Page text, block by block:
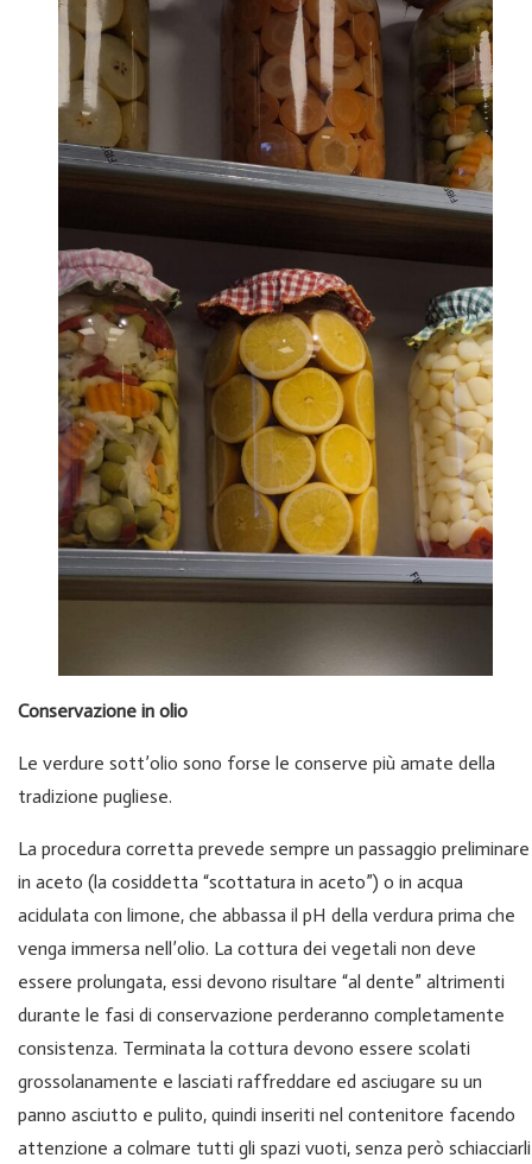
Conservazione in olio
Le verdure sott’olio sono forse le conserve più amate della
tradizione pugliese.
La procedura corretta prevede sempre un passaggio preliminare
in aceto (la cosiddetta “scottatura in aceto”) o in acqua
acidulata con limone, che abbassa il pH della verdura prima che
venga immersa nell’olio. La cottura dei vegetali non deve
essere prolungata, essi devono risultare “al dente” altrimenti
durante le fasi di conservazione perderanno completamente
consistenza. Terminata la cottura devono essere scolati
grossolanamente e lasciati raffreddare ed asciugare su un
panno asciutto e pulito, quindi inseriti nel contenitore facendo
attenzione a colmare tutti gli spazi vuoti, senza però schiacciarli